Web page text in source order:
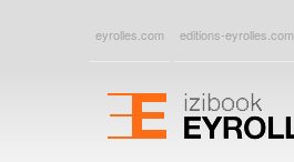
eyrolles.com editions-eyrolles.com